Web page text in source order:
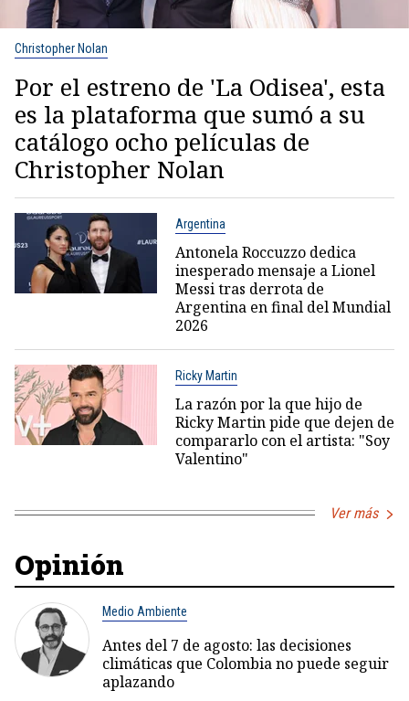
Christopher Nolan
Por el estreno de 'La Odisea', esta
es la plataforma que sumó a su
catálogo ocho películas de
Christopher Nolan
Argentina
Antonela Roccuzzo dedica
inesperado mensaje a Lionel
Messi tras derrota de
Argentina en final del Mundial
2026
Ricky Martin
La razón por la que hijo de
Ricky Martin pide que dejen de
compararlo con el artista: "Soy
Valentino"
Ver más
Opinión
Medio Ambiente
Antes del 7 de agosto: las decisiones
climáticas que Colombia no puede seguir
aplazando